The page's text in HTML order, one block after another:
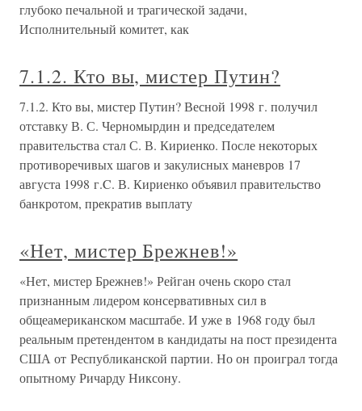
глубоко печальной и трагической задачи,
Исполнительный комитет, как
7.1.2. Кто вы, мистер Путин?
7.1.2. Кто вы, мистер Путин? Весной 1998 г. получил
отставку В. С. Черномырдин и председателем
правительства стал С. В. Кириенко. После некоторых
противоречивых шагов и закулисных маневров 17
августа 1998 г.C. В. Кириенко объявил правительство
банкротом, прекратив выплату
«Нет, мистер Брежнев!»
«Нет, мистер Брежнев!» Рейган очень скоро стал
признанным лидером консервативных сил в
общеамериканском масштабе. И уже в 1968 году был
реальным претендентом в кандидаты на пост президента
США от Республиканской партии. Но он проиграл тогда
опытному Ричарду Никсону.